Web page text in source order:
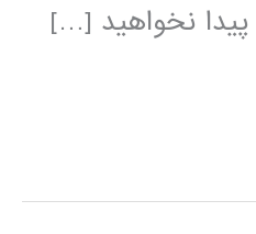
نخواهید […]